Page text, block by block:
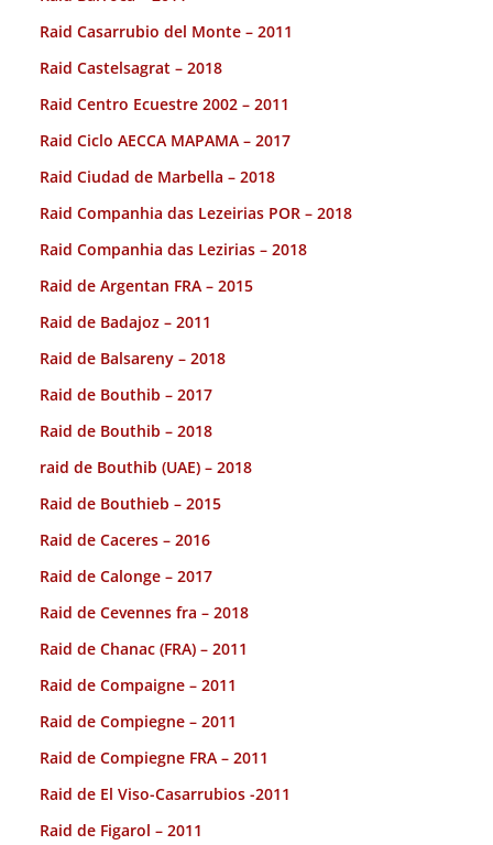
Raid Casarrubio del Monte – 2011
Raid Castelsagrat – 2018
Raid Centro Ecuestre 2002 – 2011
Raid Ciclo AECCA MAPAMA – 2017
Raid Ciudad de Marbella – 2018
Raid Companhia das Lezeirias POR – 2018
Raid Companhia das Lezirias – 2018
Raid de Argentan FRA – 2015
Raid de Badajoz – 2011
Raid de Balsareny – 2018
Raid de Bouthib – 2017
Raid de Bouthib – 2018
raid de Bouthib (UAE) – 2018
Raid de Bouthieb – 2015
Raid de Caceres – 2016
Raid de Calonge – 2017
Raid de Cevennes fra – 2018
Raid de Chanac (FRA) – 2011
Raid de Compaigne – 2011
Raid de Compiegne – 2011
Raid de Compiegne FRA – 2011
Raid de El Viso-Casarrubios -2011
Raid de Figarol – 2011